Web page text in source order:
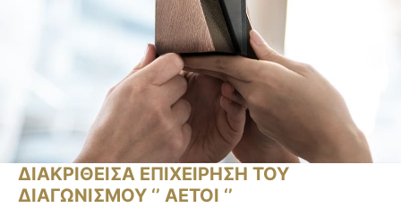
ΔΙΑΚΡΙΘΕΙΣΑ ΕΠΙΧΕΙΡΗΣΗ ΤΟΥ
ΔΙΑΓΩΝΙΣΜΟΥ ‘’ ΑΕΤΟΙ ‘’